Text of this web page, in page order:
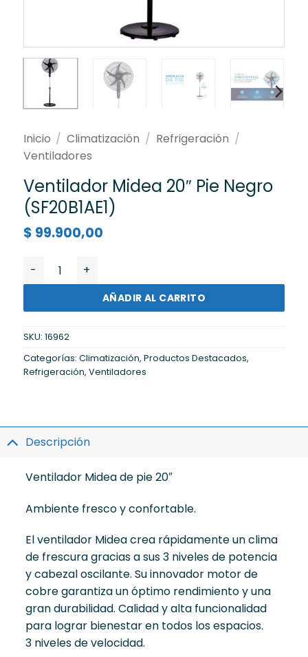
Inicio / Climatización / Refrigeración /
Ventiladores
Ventilador Midea 20″ Pie Negro
(SF20B1AE1)
$ 99.900,00
Ventilador Midea 20" Pie Negro (SF20B1AE1) cantidad
AÑADIR AL CARRITO
SKU: 16962
Categorías: Climatización, Productos Destacados,
Refrigeración, Ventiladores
Descripción
Ventilador Midea de pie 20″
Ambiente fresco y confortable.
El ventilador Midea crea rápidamente un clima
de frescura gracias a sus 3 niveles de potencia
y cabezal oscilante. Su innovador motor de
cobre garantiza un óptimo rendimiento y una
gran durabilidad. Calidad y alta funcionalidad
para lograr bienestar en todos los espacios.
3 niveles de velocidad.